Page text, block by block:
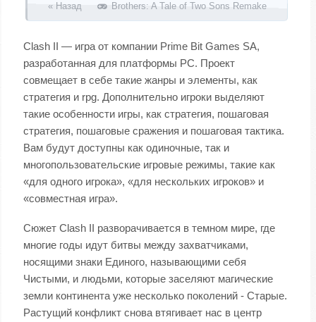
« Назад Brothers: A Tale of Two Sons Remake
Clash II — игра от компании Prime Bit Games SA,
разработанная для платформы PC. Проект
совмещает в себе такие жанры и элементы, как
стратегия и rpg. Дополнительно игроки выделяют
такие особенности игры, как стратегия, пошаговая
стратегия, пошаговые сражения и пошаговая тактика.
Вам будут доступны как одиночные, так и
многопользовательские игровые режимы, такие как
«для одного игрока», «для нескольких игроков» и
«совместная игра».
Сюжет Clash II разворачивается в темном мире, где
многие годы идут битвы между захватчиками,
носящими знаки Единого, называющими себя
Чистыми, и людьми, которые заселяют магические
земли континента уже несколько поколений - Старые.
Растущий конфликт снова втягивает нас в центр